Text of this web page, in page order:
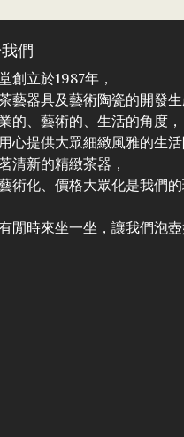
們
創立於1987年，
藝器具及藝術陶瓷的開發生
的、藝術的、生活的角度，
心提供大眾細緻風雅的生
清新的精緻茶器，
術化、價格大眾化是我們的
閒時來坐一坐，讓我們泡